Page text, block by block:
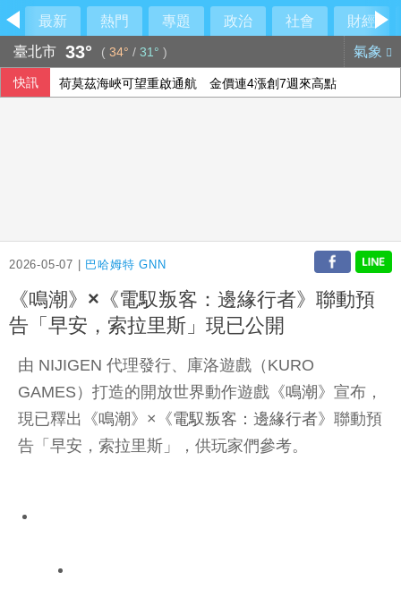
最新 熱門 專題 政治 社會
財經
臺北市 33° ( 34° / 31° ) 氣象
快訊 荷莫茲海峽可望重啟通航 金價連4漲創7週來高點
2026-05-07 | 巴哈姆特 GNN
《鳴潮》×《電馭叛客：邊緣行者》聯動預
告「早安，索拉里斯」現已公開
由 NIJIGEN 代理發行、庫洛遊戲（KURO
GAMES）打造的開放世界動作遊戲《鳴潮》宣布，
現已釋出《鳴潮》×《電馭叛客：邊緣行者》聯動預
告「早安，索拉里斯」，供玩家們參考。